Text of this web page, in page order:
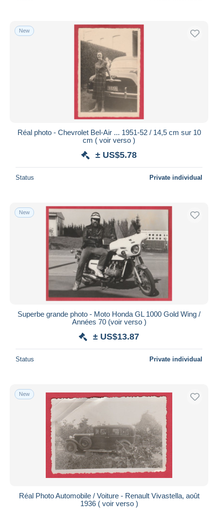
New
Réal photo - Chevrolet Bel-Air ... 1951-52 / 14,5 cm sur 10
cm ( voir verso )
± US$5.78
Status Private individual
New
Superbe grande photo - Moto Honda GL 1000 Gold Wing /
Années 70 (voir verso )
± US$13.87
Status Private individual
New
Réal Photo Automobile / Voiture - Renault Vivastella, août
1936 ( voir verso )